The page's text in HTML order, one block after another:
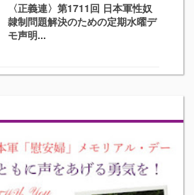
〈正義連〉第1711回 日本軍性奴
隷制問題解決のための定期水曜デ
モ声明...